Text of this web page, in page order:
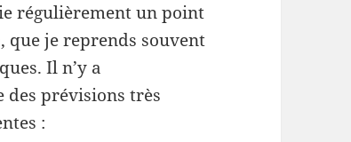
régulièrement un point
je reprends souvent
Il n’y a
prévisions très
: